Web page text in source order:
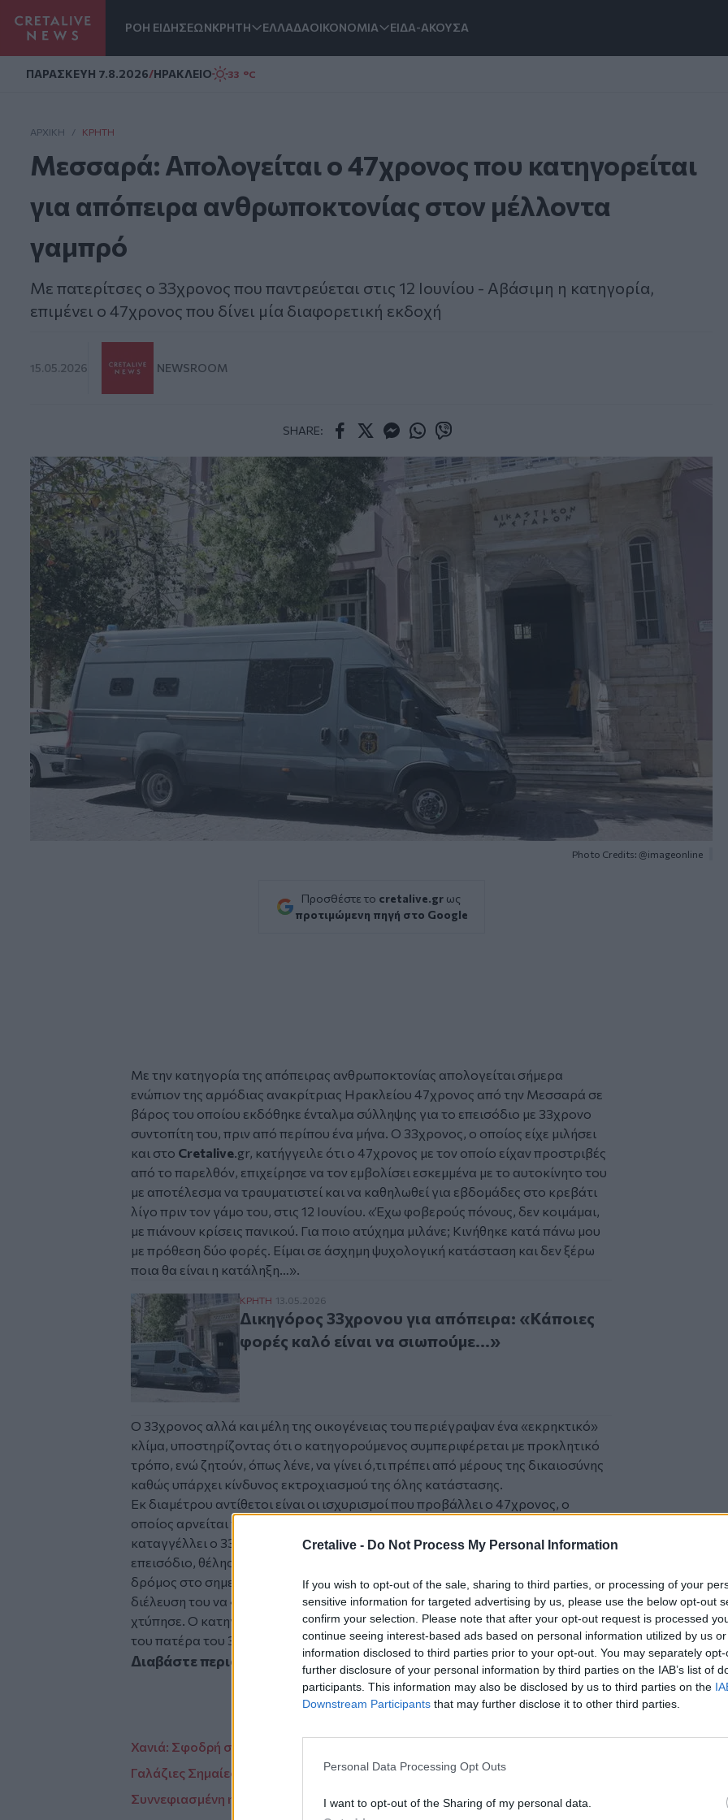
Cretalive - Do Not Process My Personal Information
If you wish to opt-out of the sale, sharing to third parties, or processing of your
sensitive information for targeted advertising by us, please use the below opt-out
confirm your selection. Please note that after your opt-out request is processed
continue seeing interest-based ads based on personal information utilized by us
information disclosed to third parties prior to your opt-out. You may separately
further disclosure of your personal information by third parties on the IAB’s list of
participants. This information may also be disclosed by us to third parties on the
Downstream Participants that may further disclose it to other third parties.
Personal Data Processing Opt Outs
I want to opt-out of the Sharing of my personal data.
ΡΟΗ ΕΙΔΗΣΕΩΝΚΡΗΤΗ ΕΛΛΑΔΑΟΙΚΟΝΟΜΙΑ ΕΙΔΑ-ΑΚΟΥΣΑ
ΠΑΡΑΣΚΕΥΗ 7.8.2026/ΗΡΑΚΛΕΙΟ 33 °C
ΑΡΧΙΚΗ / ΚΡΉΤΗ
Μεσσαρά: Απολογείται ο 47χρονος που κατηγορείται
για απόπειρα ανθρωποκτονίας στον μέλλοντα
γαμπρό
Με πατερίτσες ο 33χρονος που παντρεύεται στις 12 Ιουνίου - Αβάσιμη η κατηγορία,
επιμένει ο 47χρονος που δίνει μία διαφορετική εκδοχή
15.05.2026 NEWSROOM
SHARE:
Photo Credits: @imageonline
Προσθέστε το cretalive.gr ως
προτιμώμενη πηγή στο Google
Με την κατηγορία της απόπειρας ανθρωποκτονίας απολογείται σήμερα
ενώπιον της αρμόδιας ανακρίτριας Ηρακλείου 47χρονος από την Μεσσαρά σε
βάρος του οποίου εκδόθηκε ένταλμα σύλληψης για το επεισόδιο με 33χρονο
συντοπίτη του, πριν από περίπου ένα μήνα. Ο 33χρονος, ο οποίος είχε μιλήσει
και στο Cretalive.gr, κατήγγειλε ότι ο 47χρονος με τον οποίο είχαν προστριβές
από το παρελθόν, επιχείρησε να τον εμβολίσει εσκεμμένα με το αυτοκίνητο του
με αποτέλεσμα να τραυματιστεί και να καθηλωθεί για εβδομάδες στο κρεβάτι
λίγο πριν τον γάμο του, στις 12 Ιουνίου. «Έχω φοβερούς πόνους, δεν κοιμάμαι,
με πιάνουν κρίσεις πανικού. Για ποιο ατύχημα μιλάνε; Κινήθηκε κατά πάνω μου
με πρόθεση δύο φορές. Είμαι σε άσχημη ψυχολογική κατάσταση και δεν ξέρω
ποια θα είναι η κατάληξη…».
Δικηγόρος 33χρονου για απόπειρα: «Κάποιες φορές καλό είναι να σιωπούμε...»
ΚΡΗΤΗ 13.05.2026
Δικηγόρος 33χρονου για απόπειρα: «Κάποιες
φορές καλό είναι να σιωπούμε...»
Ο 33χρονος αλλά και μέλη της οικογένειας του περιέγραψαν ένα «εκρηκτικό»
κλίμα, υποστηρίζοντας ότι ο κατηγορούμενος συμπεριφέρεται με προκλητικό
τρόπο, ενώ ζητούν, όπως λένε, να γίνει ό,τι πρέπει από μέρους της δικαιοσύνης
καθώς υπάρχει κίνδυνος εκτροχιασμού της όλης κατάστασης.
Εκ διαμέτρου αντίθετοι είναι οι ισχυρισμοί που προβάλλει ο 47χρονος, ο
οποίος αρνείται την αποδιδόμενη κατηγορία, υποστηρίζοντας ότι τα όσα
καταγγέλλει ο 33χρονος είναι αβάσιμα. Κατά τον ίδιο, υπήρξε ένα λεκτικό
επεισόδιο, θέλησε, ωστόσο, να δώσει τόπο στην οργή και πήγε να φύγει. Ο
δρόμος στο σημείο είναι στενός και, κατά τους ισχυρισμούς του, ίσως κατά την
διέλευση του να «βρήκε» το αυτοκίνητο του καταγγέλλοντα και να τον
χτύπησε. Ο κατηγορούμενος μιλάει για ατύχημα και παραπέμπει στην κατάθεση
του πατέρα του 33χρονου στην οποία γίνεται λόγος για τροχαίο.
Διαβάστε περισσότερες ειδήσεις από την Κρήτηκαι τοΗράκλειο
Χανιά: Σφοδρή σύγκρουση δυο οχημάτων στον δρόμο προς αεροδρόμιο
Γαλάζιες Σημαίες: Νέα πρωτιά για την Κρήτη
Συννεφιασμένη η Παρασκευή στην Κρήτη